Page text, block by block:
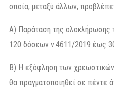
οποία, μεταξύ άλλων,
Α) Παράταση της ολοκλήρωσης
120 δόσεων ν.4611/2019 έως
Β) Η εξόφληση των
θα πραγματοποιηθεί σε πέντε